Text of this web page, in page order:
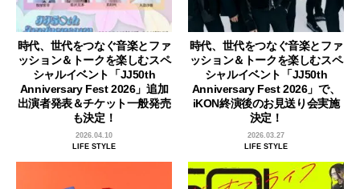
時代、世代をつなぐ音楽とファ
ッション＆トークを楽しむスペ
シャルイベント「JJ50th
Anniversary Fest 2026」追加
出演者発表＆チケット一般発売
も決定！
2026.04.10
LIFE STYLE
時代、世代をつなぐ音楽とファ
ッション＆トークを楽しむスペ
シャルイベント「JJ50th
Anniversary Fest 2026」で、
iKON終演後のお見送り会実施
決定！
2026.03.27
LIFE STYLE